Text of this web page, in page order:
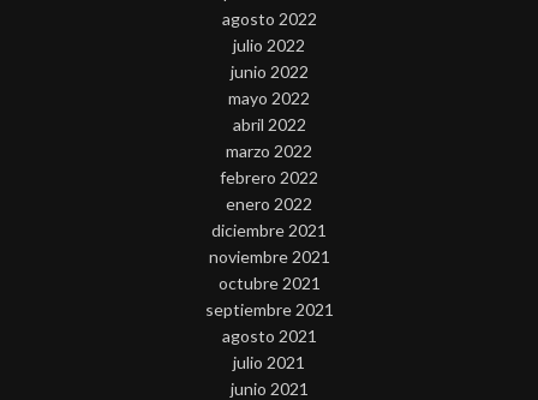
agosto 2022
julio 2022
junio 2022
mayo 2022
abril 2022
marzo 2022
febrero 2022
enero 2022
diciembre 2021
noviembre 2021
octubre 2021
septiembre 2021
agosto 2021
julio 2021
junio 2021